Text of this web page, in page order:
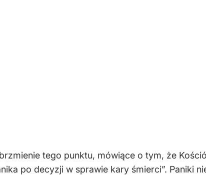
tego punktu, mówiące o tym, że
po decyzji w sprawie kary śmierci”. Paniki